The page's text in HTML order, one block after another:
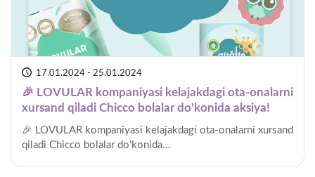
17.01.2024 - 25.01.2024
🎉 LOVULAR kompaniyasi kelajakdagi ota-onalarni
xursand qiladi Chicco bolalar do'konida aksiya!
🎉 LOVULAR kompaniyasi kelajakdagi ota-onalarni xursand
qiladi Chicco bolalar do'konida...